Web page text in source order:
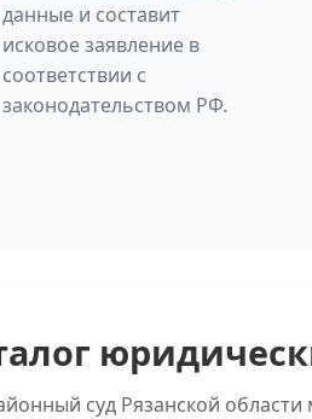
данные и составит
исковое заявление в
соответствии с
законодательством РФ.
суд Рязанской